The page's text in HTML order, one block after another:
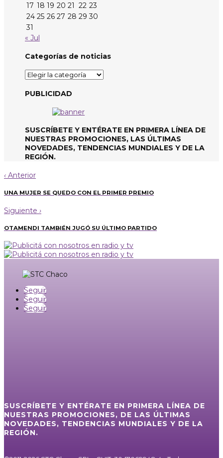
17 18 19 20 21 22 23
24 25 26 27 28 29 30
31
« Jul
Categorías de noticias
Categorías
noticias
PUBLICIDAD
SUSCRÍBETE Y ENTÉRATE EN PRIMERA LÍNEA DE
NUESTRAS PROMOCIONES, LAS ÚLTIMAS
NOVEDADES, TENDENCIAS MUNDIALES Y DE LA
REGIÓN.
‹ Anterior
UNA MUJER SE QUEDO CON EL PRIMER PREMIO
Siguiente ›
OTAMENDI TAMBIÉN JUGÓ SU ÚLTIMO PARTIDO
Seguir
Seguir
Seguir
SUSCRÍBETE Y ENTÉRATE EN PRIMERA LÍNEA DE
NUESTRAS PROMOCIONES, DE LAS ÚLTIMAS
NOVEDADES, TENDENCIAS MUNDIALES Y DE LA
REGIÓN.